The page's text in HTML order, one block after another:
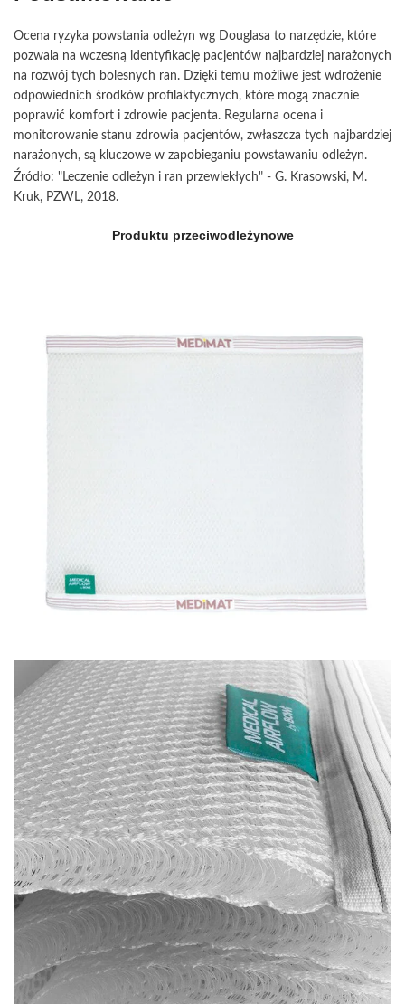
Ocena ryzyka powstania odleżyn wg Douglasa to narzędzie, które
pozwala na wczesną identyfikację pacjentów najbardziej narażonych
na rozwój tych bolesnych ran. Dzięki temu możliwe jest wdrożenie
odpowiednich środków profilaktycznych, które mogą znacznie
poprawić komfort i zdrowie pacjenta. Regularna ocena i
monitorowanie stanu zdrowia pacjentów, zwłaszcza tych najbardziej
narażonych, są kluczowe w zapobieganiu powstawaniu odleżyn.
Źródło: "Leczenie odleżyn i ran przewlekłych" - G. Krasowski, M.
Kruk, PZWL, 2018.
Produktu przeciwodleżynowe